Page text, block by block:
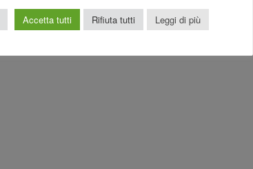
Accetta tutti Rifiuta tutti Leggi di più